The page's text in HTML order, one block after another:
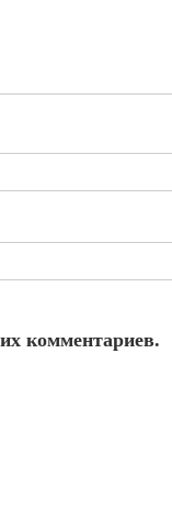
комментариев.